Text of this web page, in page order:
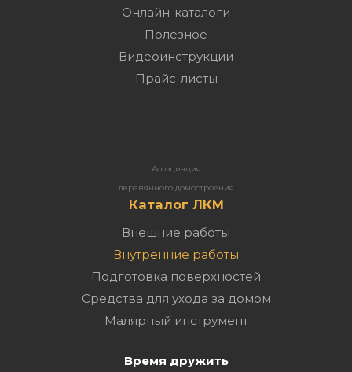
Онлайн-каталоги
Полезное
Видеоинструкции
Прайс-листы
Ассоциация
деревянного домостроения
Каталог ЛКМ
Внешние работы
Внутренние работы
Подготовка поверхностей
Средства для ухода за домом
Малярный инструмент
Время дружить